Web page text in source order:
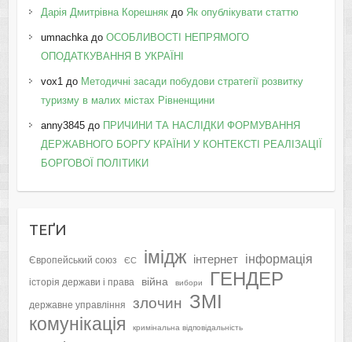
Дарія Дмитрівна Корешнякдо Як опублікувати статтю
umnachkaдо ОСОБЛИВОСТІ НЕПРЯМОГО
ОПОДАТКУВАННЯ В УКРАЇНІ
vox1до Методичні засади побудови стратегії розвитку
туризму в малих містах Рівненщини
anny3845до ПРИЧИНИ ТА НАСЛІДКИ ФОРМУВАННЯ
ДЕРЖАВНОГО БОРГУ КРАЇНИ У КОНТЕКСТІ РЕАЛІЗАЦІЇ
БОРГОВОЇ ПОЛІТИКИ
ТЕҐИ
Європейський союз ЄС імідж інтернет інформація
історія держави і права війна вибори ГЕНДЕР
державне управління злочин ЗМІ
комунікація кримінальна відповідальність